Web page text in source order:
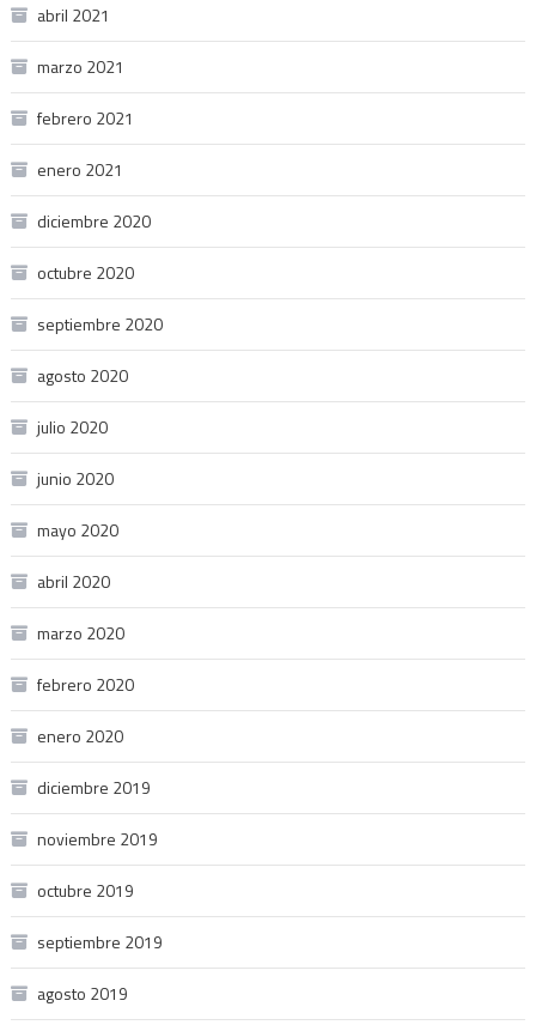
abril 2021
marzo 2021
febrero 2021
enero 2021
diciembre 2020
octubre 2020
septiembre 2020
agosto 2020
julio 2020
junio 2020
mayo 2020
abril 2020
marzo 2020
febrero 2020
enero 2020
diciembre 2019
noviembre 2019
octubre 2019
septiembre 2019
agosto 2019